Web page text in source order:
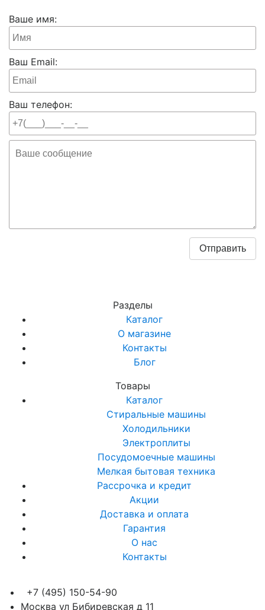
Ваше имя:
Ваш Email:
Ваш телефон:
Разделы
Каталог
О магазине
Контакты
Блог
Товары
Каталог
Стиральные машины
Холодильники
Электроплиты
Посудомоечные машины
Мелкая бытовая техника
Рассрочка и кредит
Акции
Доставка и оплата
Гарантия
О нас
Контакты
+7 (495) 150-54-90
Москва ул Бибиревская д 11